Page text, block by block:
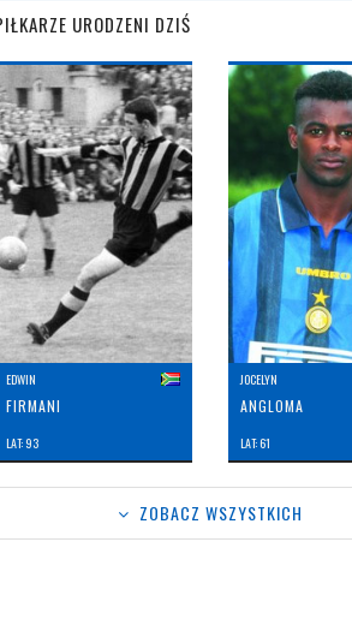
URODZENI DZIŚ
EDWIN
FIRMANI
LAT: 93
JOCELYN
ANGLOMA
LAT: 61
ZOBACZ WSZYSTKICH